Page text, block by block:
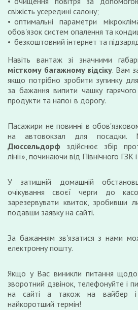
свіжість усередині салону;
оптимальні параметри
обов'язок систем опалення та
безкоштовний інтернет та
Навіть вантаж зі значними
місткому багажному відсіку. Вам
якщо потрібно зробити зупинку
за бажання випити чашку
продукти та напої в дорогу.
Пасажири не повинні в
на автовокзал для посадки.
Дюссельдорф здійснює збір
лінії», починаючи від Північного ГЗК
У затишній домашній
очікування своєї черги до
зарезервувати квиток, зробивши
подавши заявку на сайті.
За бажанням зв'язатися з нами
електронну пошту.
Якщо у Вас виникли питання щодо
зворотний дзвінок, телефонуйте і
на сайті а також на вайбер і
найкоротший термін!